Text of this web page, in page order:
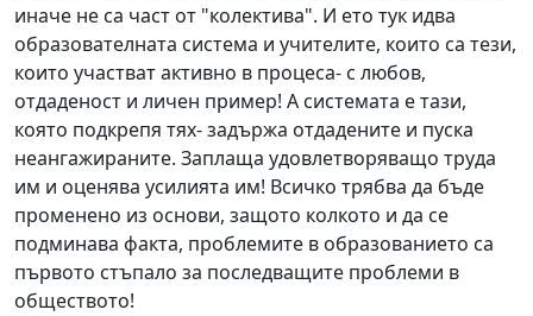
иначе не са част от "колектива". И ето тук идва
образователната система и учителите, които са тези,
които участват активно в процеса- с любов,
отдаденост и личен пример! А системата е тази,
която подкрепя тях- задържа отдадените и пуска
неангажираните. Заплаща удовлетворяващо труда
им и оценява усилията им! Всичко трябва да бъде
променено из основи, защото колкото и да се
подминава факта, проблемите в образованието са
първото стъпало за последващите проблеми в
обществото!